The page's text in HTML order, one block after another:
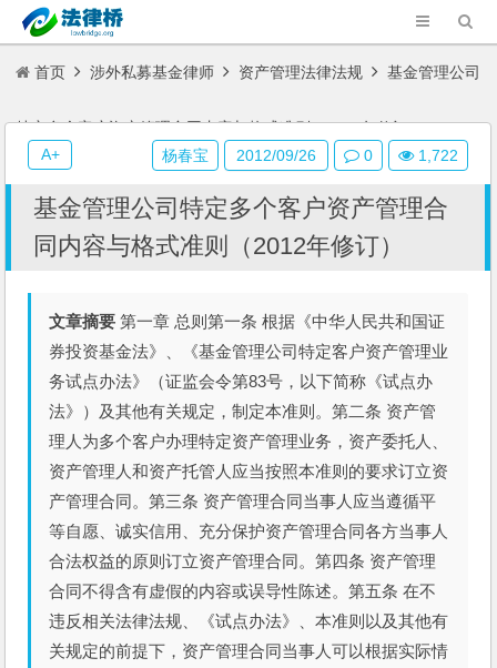
首页 涉外私募基金律师 资产管理法律法规 基金管理公司
特定多个客户资产管理合同内容与格式准则（2012年修订）
基金管理公司特定多个客户资产管理合
同内容与格式准则（2012年修订）
文章摘要 第一章 总则第一条 根据《中华人民共和国证
券投资基金法》、《基金管理公司特定客户资产管理业
务试点办法》（证监会令第83号，以下简称《试点办
法》）及其他有关规定，制定本准则。第二条 资产管
理人为多个客户办理特定资产管理业务，资产委托人、
资产管理人和资产托管人应当按照本准则的要求订立资
产管理合同。第三条 资产管理合同当事人应当遵循平
等自愿、诚实信用、充分保护资产管理合同各方当事人
合法权益的原则订立资产管理合同。第四条 资产管理
合同不得含有虚假的内容或误导性陈述。第五条 在不
违反相关法律法规、《试点办法》、本准则以及其他有
关规定的前提下，资产管理合同当事人可以根据实际情
杨春宝 2012/09/26 0 1,722
A+